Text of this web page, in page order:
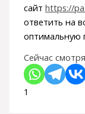
сайт https://
ответить на
оптимальную
Сейчас
1